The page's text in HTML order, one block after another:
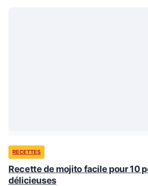
RECETTES
Recette de mojito facile pour 10
délicieuses